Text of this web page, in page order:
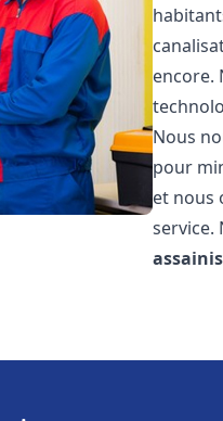
encore.
Nous
pour
et nous
service.